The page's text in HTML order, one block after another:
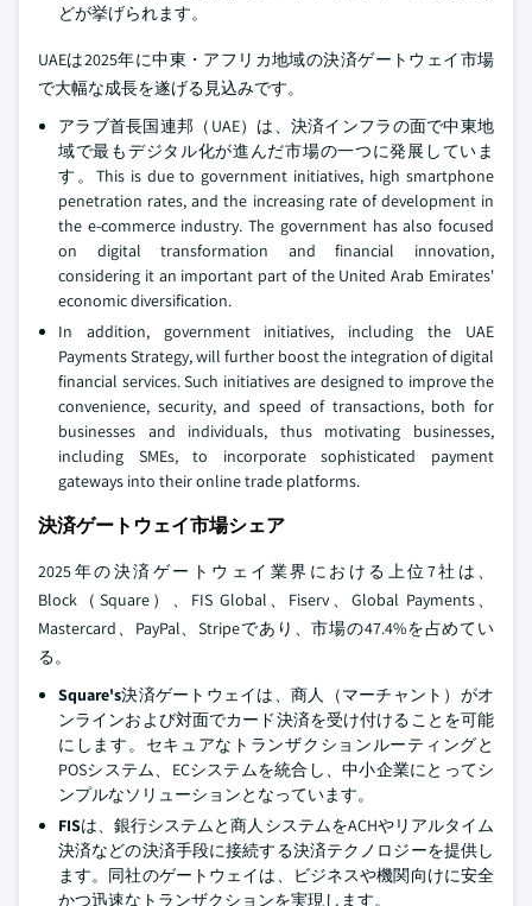
どが挙げられます。
UAEは2025年に中東・アフリカ地域の決済ゲートウェイ市場
で大幅な成長を遂げる見込みです。
アラブ首長国連邦（UAE）は、決済インフラの面で中東地
域で最もデジタル化が進んだ市場の一つに発展していま
す。This is due to government initiatives, high smartphone
penetration rates, and the increasing rate of development in
the e-commerce industry. The government has also focused
on digital transformation and financial innovation,
considering it an important part of the United Arab Emirates'
economic diversification.
In addition, government initiatives, including the UAE
Payments Strategy, will further boost the integration of digital
financial services. Such initiatives are designed to improve the
convenience, security, and speed of transactions, both for
businesses and individuals, thus motivating businesses,
including SMEs, to incorporate sophisticated payment
gateways into their online trade platforms.
決済ゲートウェイ市場シェア
2025年の決済ゲートウェイ業界における上位7社は、
Block（Square）、FIS Global、Fiserv、Global Payments、
Mastercard、PayPal、Stripeであり、市場の47.4%を占めてい
る。
Square's決済ゲートウェイは、商人（マーチャント）がオ
ンラインおよび対面でカード決済を受け付けることを可能
にします。セキュアなトランザクションルーティングと
POSシステム、ECシステムを統合し、中小企業にとってシ
ンプルなソリューションとなっています。
FISは、銀行システムと商人システムをACHやリアルタイム
決済などの決済手段に接続する決済テクノロジーを提供し
ます。同社のゲートウェイは、ビジネスや機関向けに安全
かつ迅速なトランザクションを実現します。